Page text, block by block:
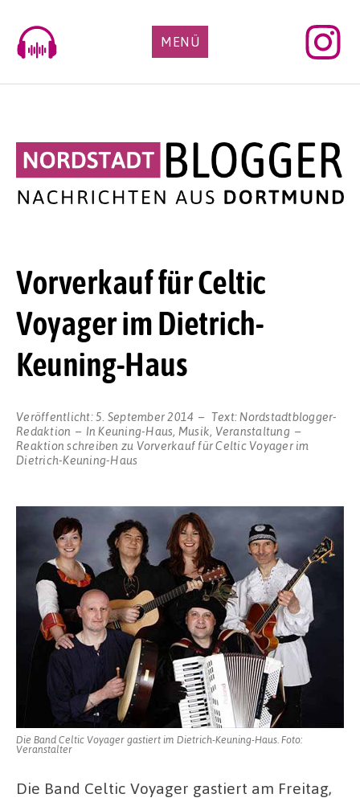
content
MENÜ
Vorverkauf für Celtic
Voyager im Dietrich-
Keuning-Haus
Veröffentlicht:5. September 2014 Text: Nordstadtblogger-
Redaktion
InKeuning-Haus, Musik, Veranstaltung
Reaktion schreiben zu Vorverkauf für Celtic Voyager im
Dietrich-Keuning-Haus
Die Band Celtic Voyager gastiert im Dietrich-Keuning-Haus. Foto:
Veranstalter
Die Band Celtic Voyager gastiert am Freitag,